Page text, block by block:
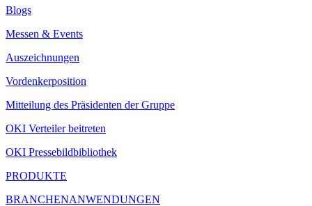
Blogs
Messen & Events
Auszeichnungen
Vordenkerposition
Mitteilung des Präsidenten der Gruppe
OKI Verteiler beitreten
OKI Pressebildbibliothek
PRODUKTE
BRANCHENANWENDUNGEN